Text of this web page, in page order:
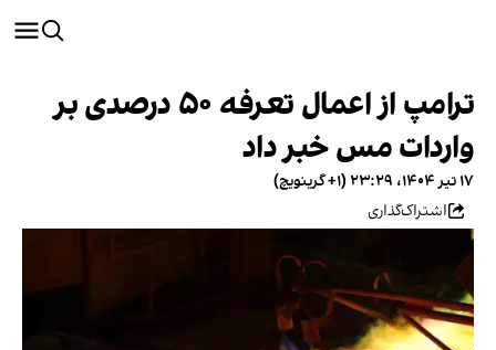
ترامپ از اعمال تعرفه ۵۰ درصدی بر
واردات مس خبر داد
۱۷ تیر ۱۴۰۴، ۲۳:۲۹ (‎+۱ گرینویچ)
اشتراک‌گذاری